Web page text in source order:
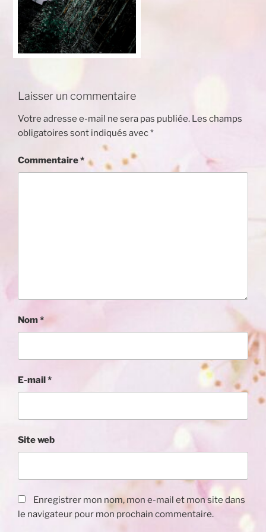
Laisser un commentaire
Votre adresse e-mail ne sera pas publiée. Les champs
obligatoires sont indiqués avec*
Commentaire*
Nom*
E-mail *
Site web
Enregistrer mon nom, mon e-mail et mon site dans
le navigateur pour mon prochain commentaire.